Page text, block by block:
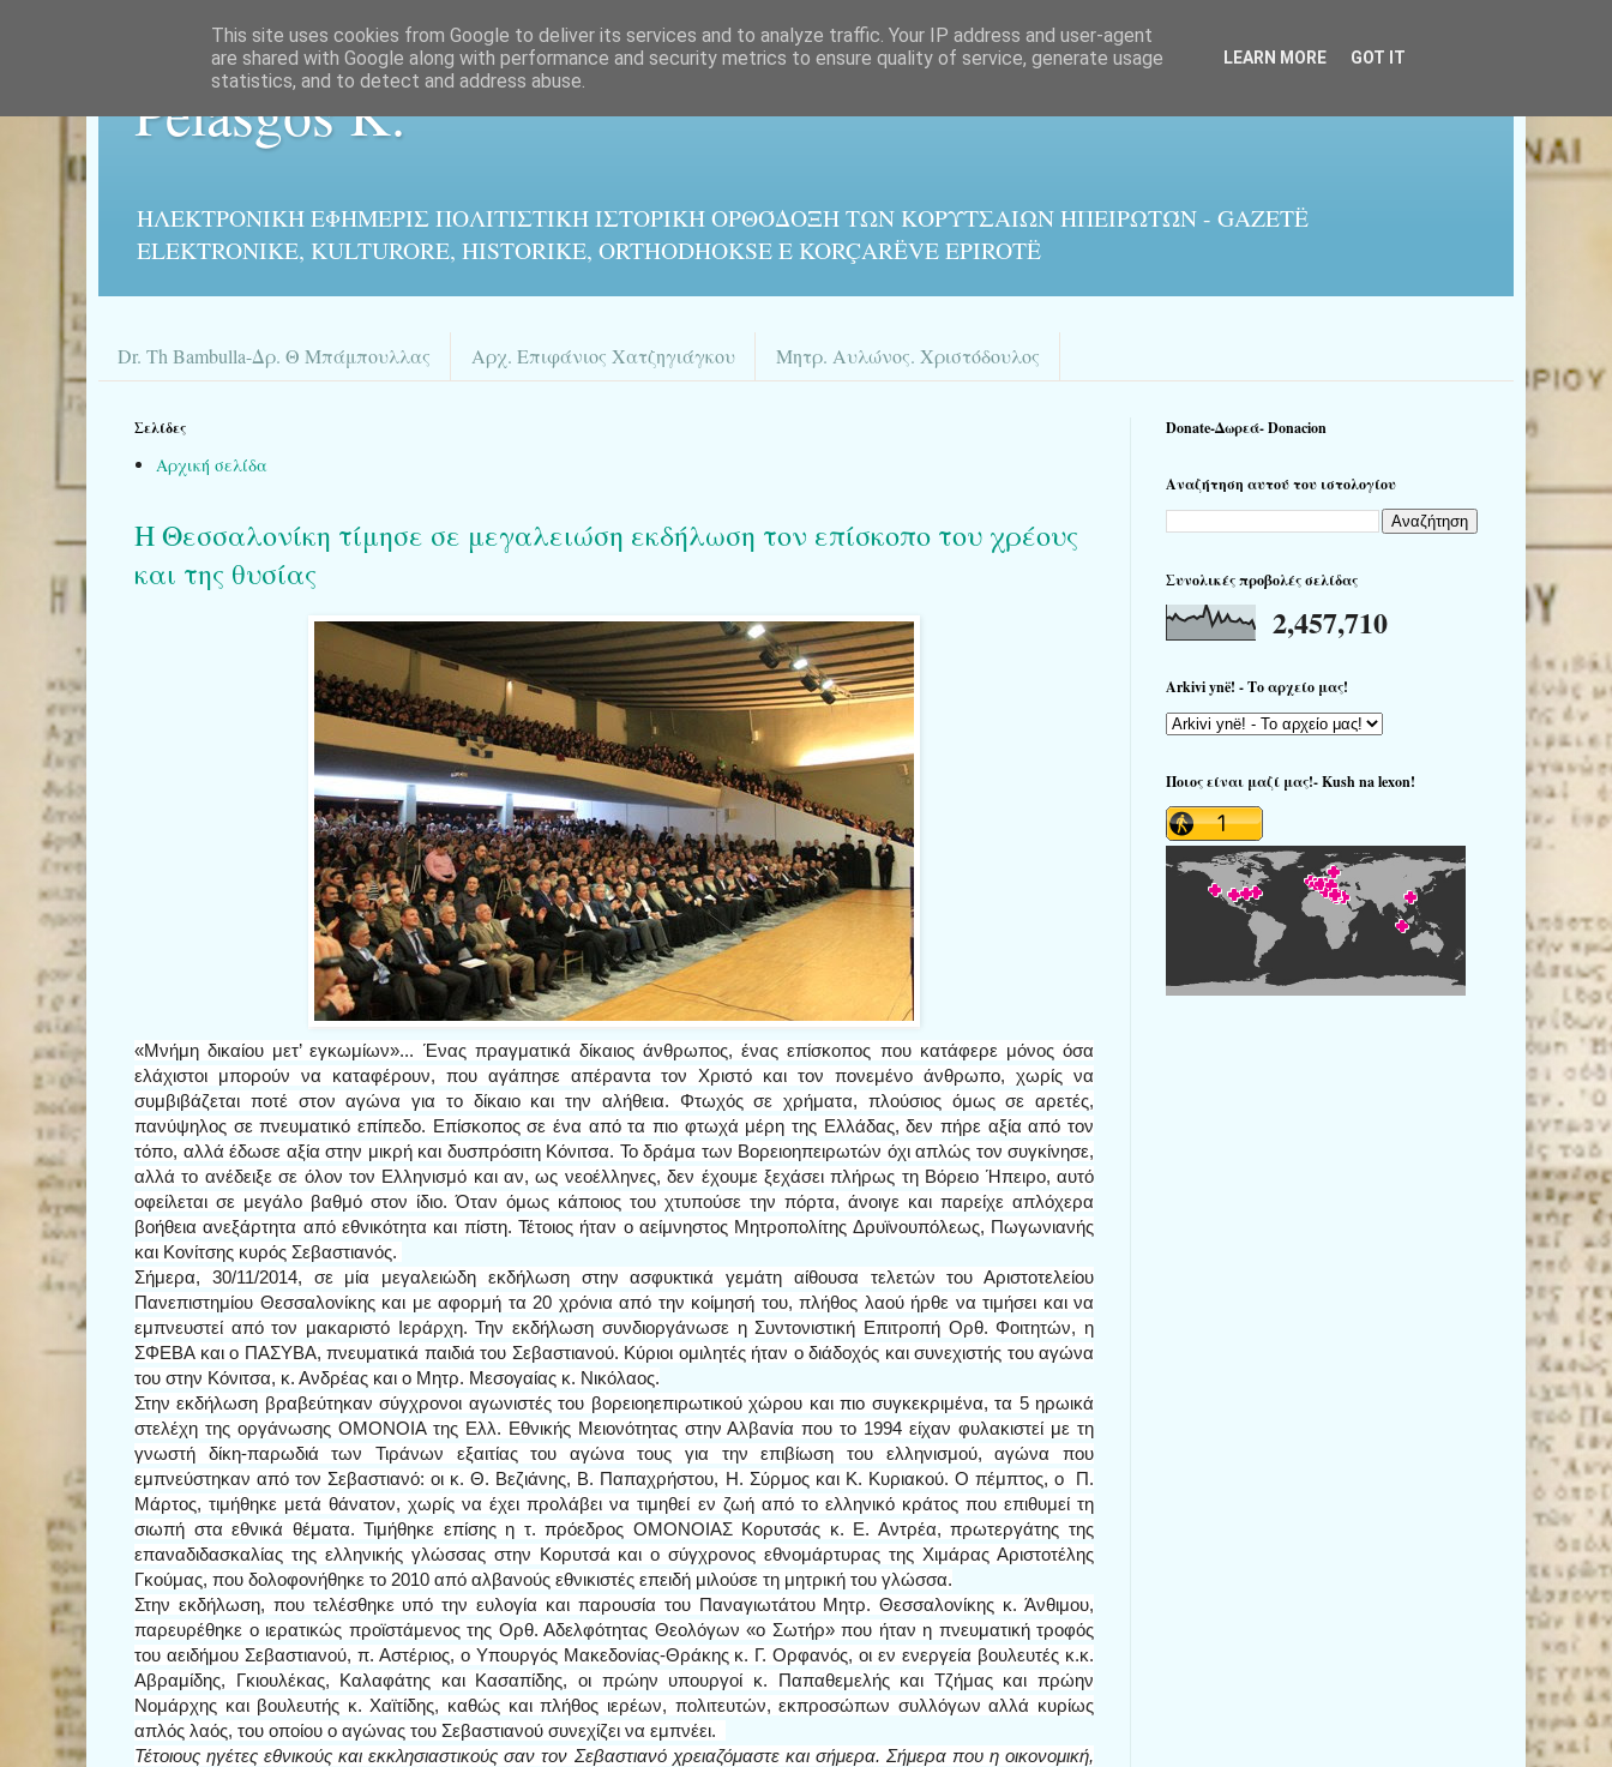
Pelasgos K.
ΗΛΕΚΤΡΟΝΙΚΉ ΕΦΗΜΕΡΙΣ ΠΟΛΙΤΙΣΤΙΚΉ ΙΣΤΟΡΙΚΉ ΟΡΘΌΔΟΞΗ ΤΩΝ ΚΟΡΥΤΣΑΙΩΝ ΗΠΕΙΡΩΤΏΝ - GAZETË
ELEKTRONIKE, KULTURORE, HISTORIKE, ORTHODHOKSE E KORÇARËVE EPIROTË
Dr. Th Bambulla-Δρ. Θ Μπάμπουλλας Αρχ. Επιφάνιος Χατζηγιάγκου Μητρ. Αυλώνος. Χριστόδουλος
Σελίδες
Αρχική σελίδα
H Θεσσαλονίκη τίμησε σε μεγαλειώση εκδήλωση τον επίσκοπο του χρέους
και της θυσίας
«Μνήμη δικαίου μετ’ εγκωμίων»... Ένας πραγματικά δίκαιος άνθρωπος, ένας επίσκοπος που κατάφερε μόνος όσα
ελάχιστοι μπορούν να καταφέρουν, που αγάπησε απέραντα τον Χριστό και τον πονεμένο άνθρωπο, χωρίς να
συμβιβάζεται ποτέ στον αγώνα για το δίκαιο και την αλήθεια. Φτωχός σε χρήματα, πλούσιος όμως σε αρετές,
πανύψηλος σε πνευματικό επίπεδο. Επίσκοπος σε ένα από τα πιο φτωχά μέρη της Ελλάδας, δεν πήρε αξία από τον
τόπο, αλλά έδωσε αξία στην μικρή και δυσπρόσιτη Κόνιτσα. Το δράμα των Βορειοηπειρωτών όχι απλώς τον συγκίνησε,
αλλά το ανέδειξε σε όλον τον Ελληνισμό και αν, ως νεοέλληνες, δεν έχουμε ξεχάσει πλήρως τη Βόρειο Ήπειρο, αυτό
οφείλεται σε μεγάλο βαθμό στον ίδιο. Όταν όμως κάποιος του χτυπούσε την πόρτα, άνοιγε και παρείχε απλόχερα
βοήθεια ανεξάρτητα από εθνικότητα και πίστη. Τέτοιος ήταν ο αείμνηστος Μητροπολίτης Δρυϊνουπόλεως, Πωγωνιανής
και Κονίτσης κυρός Σεβαστιανός.
Σήμερα, 30/11/2014, σε μία μεγαλειώδη εκδήλωση στην ασφυκτικά γεμάτη αίθουσα τελετών του Αριστοτελείου
Πανεπιστημίου Θεσσαλονίκης και με αφορμή τα 20 χρόνια από την κοίμησή του, πλήθος λαού ήρθε να τιμήσει και να
εμπνευστεί από τον μακαριστό Ιεράρχη. Την εκδήλωση συνδιοργάνωσε η Συντονιστική Επιτροπή Ορθ. Φοιτητών, η
ΣΦΕΒΑ και ο ΠΑΣΥΒΑ, πνευματικά παιδιά του Σεβαστιανού. Κύριοι ομιλητές ήταν ο διάδοχός και συνεχιστής του αγώνα
του στην Κόνιτσα, κ. Ανδρέας και ο Μητρ. Μεσογαίας κ. Νικόλαος.
Στην εκδήλωση βραβεύτηκαν σύγχρονοι αγωνιστές του βορειοηεπιρωτικού χώρου και πιο συγκεκριμένα, τα 5 ηρωικά
στελέχη της οργάνωσης ΟΜΟΝΟΙΑ της Ελλ. Εθνικής Μειονότητας στην Αλβανία που το 1994 είχαν φυλακιστεί με τη
γνωστή δίκη-παρωδιά των Τιράνων εξαιτίας του αγώνα τους για την επιβίωση του ελληνισμού, αγώνα που
εμπνεύστηκαν από τον Σεβαστιανό: οι κ. Θ. Βεζιάνης, Β. Παπαχρήστου, Η. Σύρμος και Κ. Κυριακού. Ο πέμπτος, ο Π.
Μάρτος, τιμήθηκε μετά θάνατον, χωρίς να έχει προλάβει να τιμηθεί εν ζωή από το ελληνικό κράτος που επιθυμεί τη
σιωπή στα εθνικά θέματα. Τιμήθηκε επίσης η τ. πρόεδρος ΟΜΟΝΟΙΑΣ Κορυτσάς κ. Ε. Αντρέα, πρωτεργάτης της
επαναδιδασκαλίας της ελληνικής γλώσσας στην Κορυτσά και ο σύγχρονος εθνομάρτυρας της Χιμάρας Αριστοτέλης
Γκούμας, που δολοφονήθηκε το 2010 από αλβανούς εθνικιστές επειδή μιλούσε τη μητρική του γλώσσα.
Στην εκδήλωση, που τελέσθηκε υπό την ευλογία και παρουσία του Παναγιωτάτου Μητρ. Θεσσαλονίκης κ. Άνθιμου,
παρευρέθηκε ο ιερατικώς προϊστάμενος της Ορθ. Αδελφότητας Θεολόγων «ο Σωτήρ» που ήταν η πνευματική τροφός
του αειδήμου Σεβαστιανού, π. Αστέριος, ο Υπουργός Μακεδονίας-Θράκης κ. Γ. Ορφανός, οι εν ενεργεία βουλευτές κ.κ.
Αβραμίδης, Γκιουλέκας, Καλαφάτης και Κασαπίδης, οι πρώην υπουργοί κ. Παπαθεμελής και Τζήμας και πρώην
Νομάρχης και βουλευτής κ. Χαϊτίδης, καθώς και πλήθος ιερέων, πολιτευτών, εκπροσώπων συλλόγων αλλά κυρίως
απλός λαός, του οποίου ο αγώνας του Σεβαστιανού συνεχίζει να εμπνέει.
Τέτοιους ηγέτες εθνικούς και εκκλησιαστικούς σαν τον Σεβαστιανό χρειαζόμαστε και σήμερα. Σήμερα που η οικονομική,
Donate-Δωρεά- Donacion
Αναζήτηση αυτού του ιστολογίου
Συνολικές προβολές σελίδας
2,457,710
Arkivi ynë! - Το αρχείο μας!
Ποιος είναι μαζί μας!- Kush na lexon!
This site uses cookies from Google to deliver its services and to analyze traffic. Your IP address and user-agent
are shared with Google along with performance and security metrics to ensure quality of service, generate usage
statistics, and to detect and address abuse.
LEARN MORE GOT IT